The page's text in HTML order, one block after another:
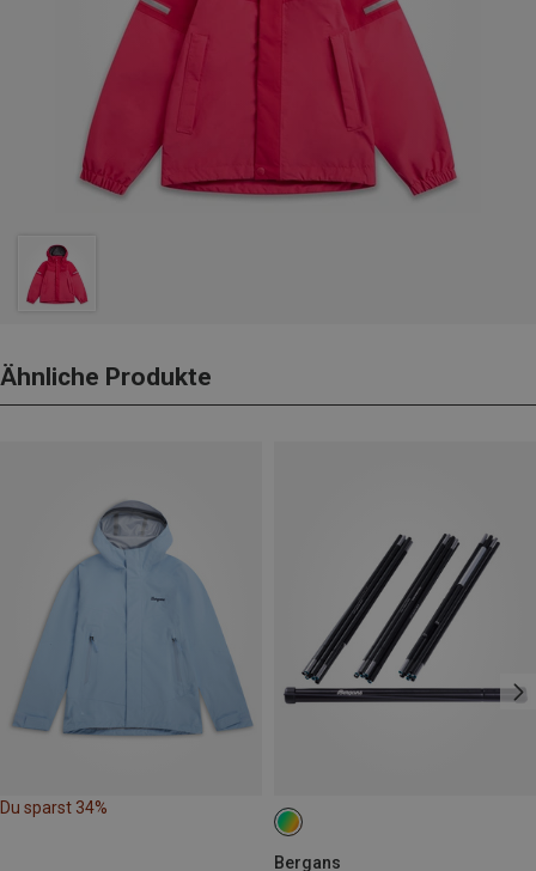
Ähnliche Produkte
Du sparst 34%
Bergans